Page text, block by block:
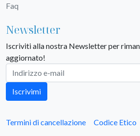
Faq
Newsletter
Iscriviti alla nostra Newsletter per
aggiornato!
Iscrivimi
Termini di cancellazione Codice Etico